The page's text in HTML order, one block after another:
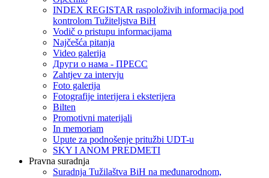
INDEX REGISTAR raspoloživih informacija pod
kontrolom Tužiteljstva BiH
Vodič o pristupu informacijama
Najčešća pitanja
Video galerija
Други о нама - ПРЕСC
Zahtjev za intervju
Foto galerija
Fotografije interijera i eksterijera
Bilten
Promotivni materijali
In memoriam
Upute za podnošenje pritužbi UDT-u
SKY I ANOM PREDMETI
Pravna suradnja
Suradnja Tužilaštva BiH na međunarodnom,